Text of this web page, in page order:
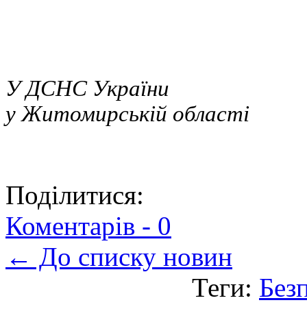
У ДСНС України
у Житомирській області
Поділитися:
Коментарів - 0
← До списку новин
Теги: